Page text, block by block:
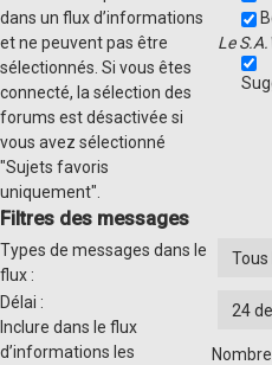
dans un flux d’informations
et ne peuvent pas être
sélectionnés. Si vous êtes
connecté, la sélection des
forums est désactivée si
vous avez sélectionné
"Sujets favoris
uniquement".
Le
Filtres des messages
Types de messages dans le
flux :
Délai :
Inclure dans le flux
d’informations les